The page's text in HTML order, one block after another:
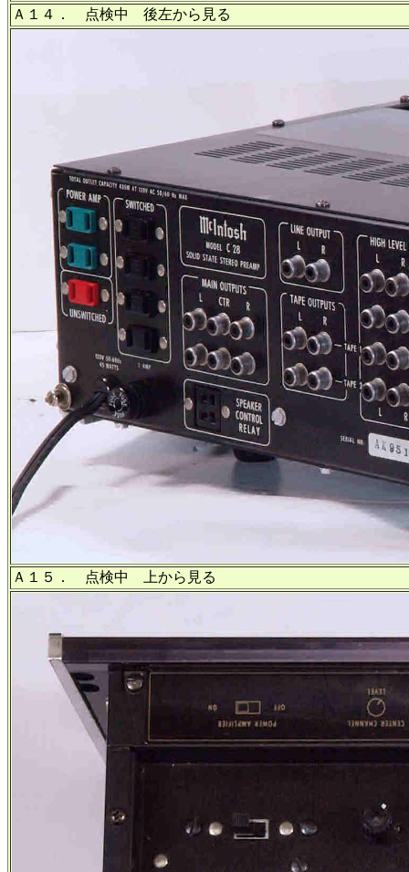
Ａ１４． 点検中 後左から見る
Ａ１５． 点検中 上から見る